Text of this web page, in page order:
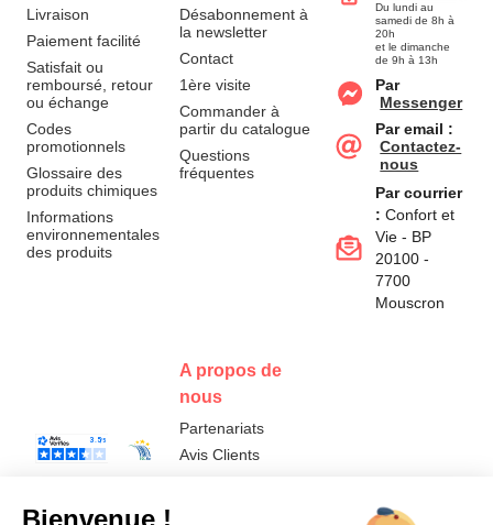
Livraison
Paiement facilité
Satisfait ou
remboursé, retour
ou échange
Codes
promotionnels
Glossaire des
produits chimiques
Informations
environnementales
des produits
Désabonnement à
la newsletter
Contact
1ère visite
Commander à
partir du catalogue
Questions
fréquentes
A propos de
nous
Partenariats
Avis Clients
Du lundi au
samedi de 8h à
20h
et le dimanche
de 9h à 13h
Par
Messenger
Par email :
Contactez-
nous
Par courrier
: Confort et
Vie - BP
20100 -
7700
Mouscron